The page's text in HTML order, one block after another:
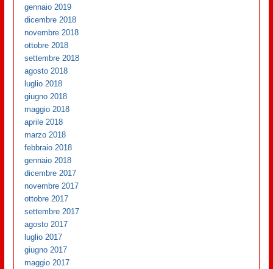
gennaio 2019
dicembre 2018
novembre 2018
ottobre 2018
settembre 2018
agosto 2018
luglio 2018
giugno 2018
maggio 2018
aprile 2018
marzo 2018
febbraio 2018
gennaio 2018
dicembre 2017
novembre 2017
ottobre 2017
settembre 2017
agosto 2017
luglio 2017
giugno 2017
maggio 2017